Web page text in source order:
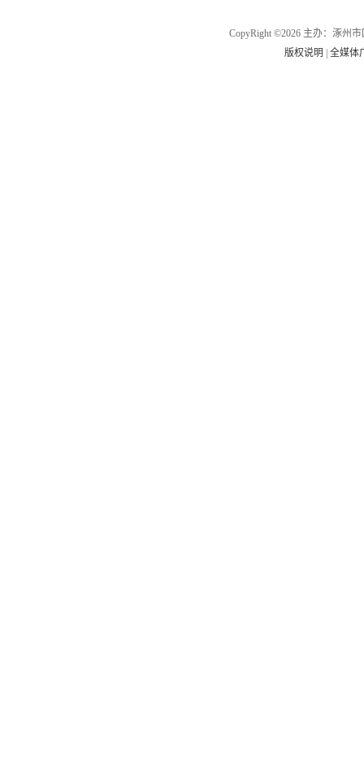
CopyRight ©2026 主办：涿州
版权说明
|全媒体